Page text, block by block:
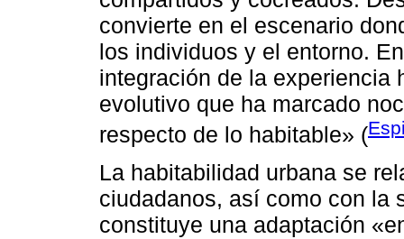
convierte en el escenario
los individuos y el entorno.
integración de la experiencia
evolutivo que ha marcado
respecto de lo habitable» (
La habitabilidad urbana se
ciudadanos, así como con la
constituye una adaptación